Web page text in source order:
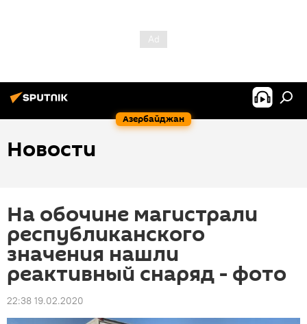
Азербайджан
Новости
На обочине магистрали
республиканского
значения нашли
реактивный снаряд - фото
22:38 19.02.2020